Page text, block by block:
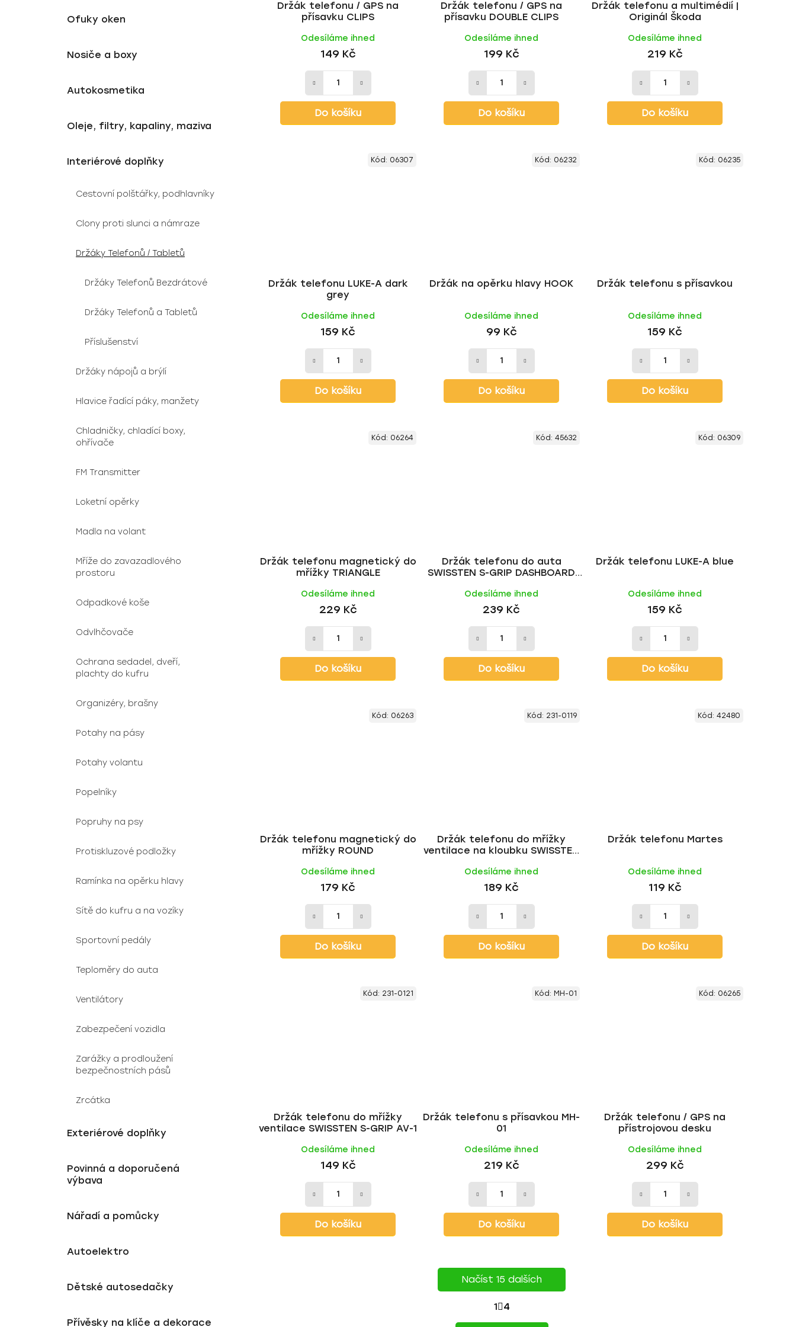
Ofuky oken
Nosiče a boxy
Autokosmetika
Oleje, filtry, kapaliny, maziva
Interiérové doplňky
Cestovní polštářky, podhlavníky
Clony proti slunci a námraze
Držáky Telefonů / Tabletů
Držáky Telefonů Bezdrátové
Držáky Telefonů a Tabletů
Příslušenství
Držáky nápojů a brýlí
Hlavice řadící páky, manžety
Chladničky, chladící boxy,
ohřívače
FM Transmitter
Loketní opěrky
Madla na volant
Mříže do zavazadlového
prostoru
Odpadkové koše
Odvlhčovače
Ochrana sedadel, dveří,
plachty do kufru
Organizéry, brašny
Potahy na pásy
Potahy volantu
Popelníky
Popruhy na psy
Protiskluzové podložky
Ramínka na opěrku hlavy
Sítě do kufru a na vozíky
Sportovní pedály
Teploměry do auta
Ventilátory
Zabezpečení vozidla
Zarážky a prodloužení
bezpečnostních pásů
Zrcátka
Exteriérové doplňky
Povinná a doporučená
výbava
Nářadí a pomůcky
Autoelektro
Dětské autosedačky
Přívěsky na klíče a dekorace
Držák telefonu / GPS na
přísavku CLIPS
Odesíláme ihned
149 Kč
Do košíku
Držák telefonu / GPS na
přísavku DOUBLE CLIPS
Odesíláme ihned
199 Kč
Do košíku
Držák telefonu a multimédií |
Originál Škoda
Odesíláme ihned
219 Kč
Do košíku
Držák telefonu LUKE-A dark
grey
Odesíláme ihned
159 Kč
Do košíku
Kód: 06307
Držák na opěrku hlavy HOOK
Odesíláme ihned
99 Kč
Do košíku
Kód: 06232
Držák telefonu s přísavkou
Odesíláme ihned
159 Kč
Do košíku
Kód: 06235
Držák telefonu magnetický do
mřížky TRIANGLE
Odesíláme ihned
229 Kč
Do košíku
Kód: 06264
Držák telefonu do auta
SWISSTEN S-GRIP DASHBOARD
Odesíláme ihned
239 Kč
Do košíku
Kód: 45632
Držák telefonu LUKE-A blue
Odesíláme ihned
159 Kč
Do košíku
Kód: 06309
Držák telefonu magnetický do
mřížky ROUND
Odesíláme ihned
179 Kč
Do košíku
Kód: 06263
Držák telefonu do mřížky
ventilace na kloubku SWISSTEN
Odesíláme ihned
189 Kč
Do košíku
Kód: 231-0119
Držák telefonu Martes
Odesíláme ihned
119 Kč
Do košíku
Kód: 42480
Držák telefonu do mřížky
ventilace SWISSTEN S-GRIP AV-1
Odesíláme ihned
149 Kč
Do košíku
Kód: 231-0121
Držák telefonu s přísavkou MH-
01
Odesíláme ihned
219 Kč
Do košíku
Kód: MH-01
Držák telefonu / GPS na
přístrojovou desku
Odesíláme ihned
299 Kč
Do košíku
Kód: 06265
O
Načíst 15 dalších
S
T
1 4